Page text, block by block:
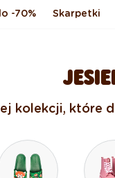
-70% Skarpetki
kolekcji, które